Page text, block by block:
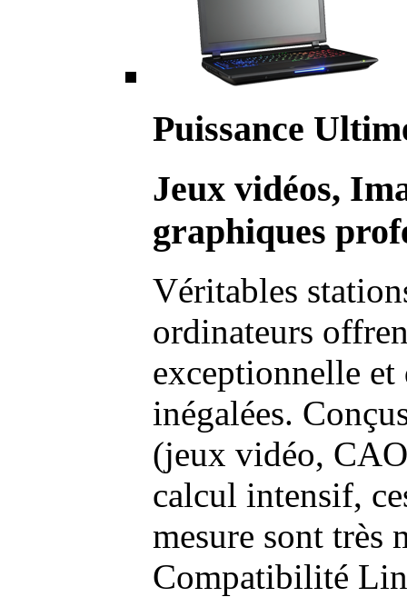
Puissance
Jeux vidéos,
graphiques
Véritables
ordinateurs
exceptionnelle et
inégalées.
(jeux vidéo,
calcul intensif,
mesure sont très
Compatibilité